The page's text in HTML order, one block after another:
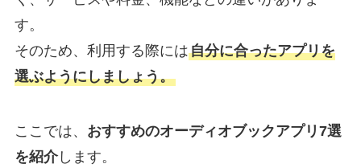
す。
そのため、利用する際には自分に合ったアプリを
選ぶようにしましょう。
ここでは、 おすすめのオーディオブックアプリ7選
を紹介します。